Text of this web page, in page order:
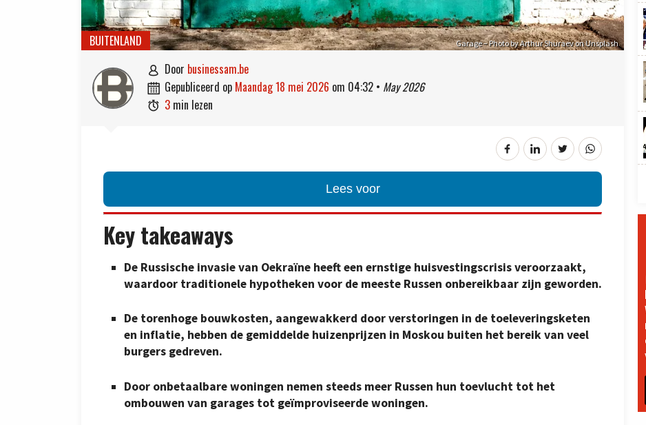
Garage – Photo by Arthur Shuraev on Unsplash
BUITENLAND
 door businessam.be
 gepubliceerd op maandag 18 mei 2026 om 04:32 • May 2026
 3 min lezen
Lees voor
Key takeaways
De Russische invasie van Oekraïne heeft een ernstige huisvestingscrisis veroorzaakt,
waardoor traditionele hypotheken voor de meeste Russen onbereikbaar zijn geworden.
De torenhoge bouwkosten, aangewakkerd door verstoringen in de toeleveringsketen
en inflatie, hebben de gemiddelde huizenprijzen in Moskou buiten het bereik van veel
burgers gedreven.
Door onbetaalbare woningen nemen steeds meer Russen hun toevlucht tot het
ombouwen van garages tot geïmproviseerde woningen.